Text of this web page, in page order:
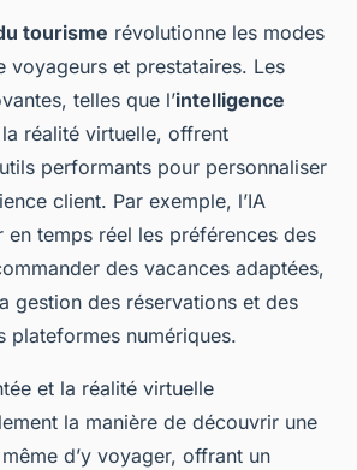
tourisme révolutionne les modes
voyageurs et prestataires. Les
telles que l’intelligence
réalité virtuelle, offrent
performants pour personnaliser
client. Par exemple, l’IA
en temps réel les préférences des
des vacances adaptées,
gestion des réservations et des
plateformes numériques.
et la réalité virtuelle
la manière de découvrir une
d’y voyager, offrant un